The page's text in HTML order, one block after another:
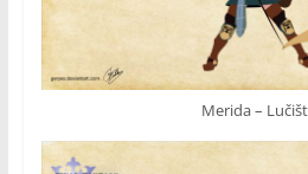
Merida –